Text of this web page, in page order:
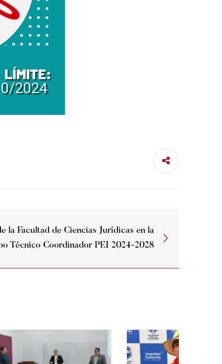
la Facultad de Ciencias Jurídicas en la
Técnico Coordinador PEI 2024-2028